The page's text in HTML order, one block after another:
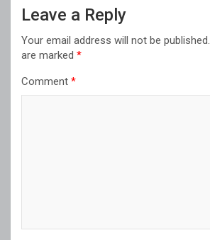
Leave a Reply
Your email address will not be published.
are marked *
Comment *